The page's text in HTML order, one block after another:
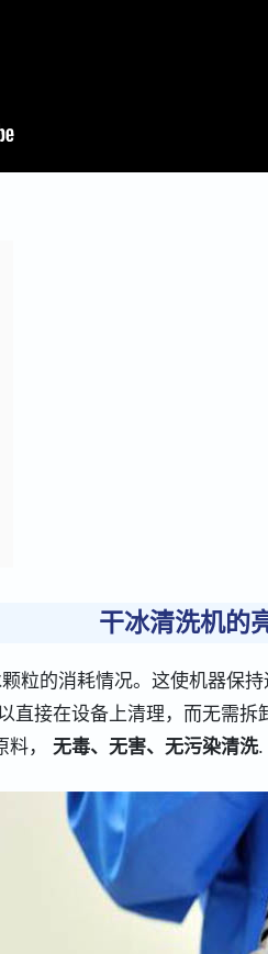
干冰清洗机的
粒的消耗情况。这使机器保持
直接在设备上清理，而无需拆
料， 无毒、无害、无污染清洗.